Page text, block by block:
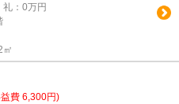
礼：0万円
㎡
費 6,300円)